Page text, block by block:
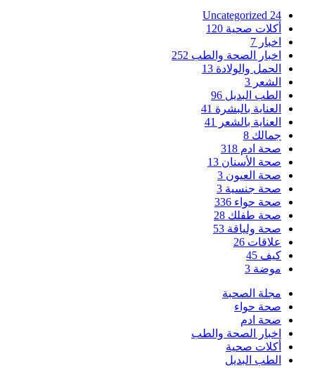
Uncategorized 24
أكلات صحية 120
اخبار 7
اخبار الصحة والطب 252
الحمل والولادة 13
الشعر 3
الطب البديل 96
العناية بالبشرة 41
العناية بالشعر
41
جمالك 8
صحة ادم 318
صحة الأسنان 13
صحة العيون 3
صحة جنسية 3
صحة حواء 336
صحة طفلك 28
صحة ولياقة 53
علاقات 26
كيف 45
موضة 3
مجلة الصحبة
صحة حواء
صحة ادم
اخبار الصحة والطب
أكلات صحية
الطب البديل